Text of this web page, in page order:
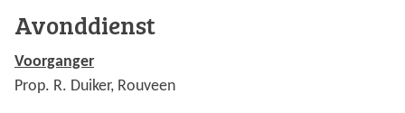
Avonddienst
Voorganger
Prop. R. Duiker, Rouveen